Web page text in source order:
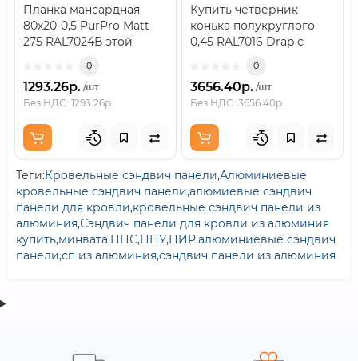
Планка мансардная
80х20-0,5 PurPro Matt
275 RAL7024В этой
являются полки 80х2..
0
1293.26р. /шт
Без НДС: 1293.26р.
Купить четверник
конька полукруглого
0,45 RAL7016 Drap с
без посредников и
пере..
0
3656.40р. /шт
Без НДС: 3656.40р.
Теги:Кровельные сэндвич панели,Алюминиевые
кровельные сэндвич панели,алюмиевые сэндвич
панели для кровли,кровельные сэндвич панели из
алюминия,Сэндвич панели для кровли из алюминия
купить,минвата,ППС,ППУ,ПИР,алюминиевые сэндвич
панели,сп из алюминия,сэндвич панели из алюминия